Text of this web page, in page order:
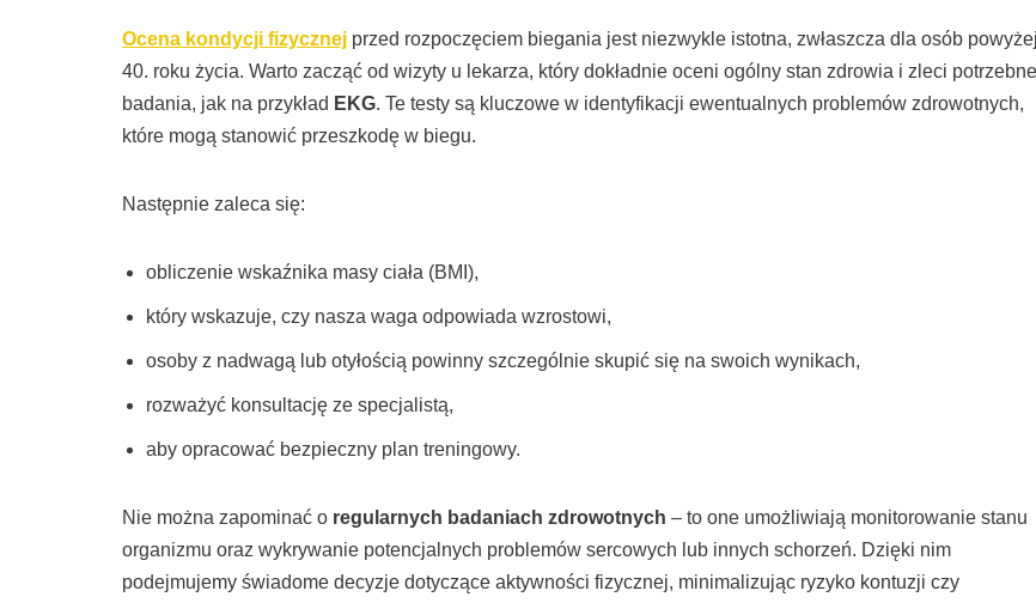
Ocena kondycji fizycznej przed rozpoczęciem biegania jest niezwykle istotna, zwłaszcza dla osób powyżej
40. roku życia. Warto zacząć od wizyty u lekarza, który dokładnie oceni ogólny stan zdrowia i zleci potrzebne
badania, jak na przykład EKG. Te testy są kluczowe w identyfikacji ewentualnych problemów zdrowotnych,
które mogą stanowić przeszkodę w biegu.
Następnie zaleca się:
obliczenie wskaźnika masy ciała (BMI),
który wskazuje, czy nasza waga odpowiada wzrostowi,
osoby z nadwagą lub otyłością powinny szczególnie skupić się na swoich wynikach,
rozważyć konsultację ze specjalistą,
aby opracować bezpieczny plan treningowy.
Nie można zapominać o regularnych badaniach zdrowotnych – to one umożliwiają monitorowanie stanu
organizmu oraz wykrywanie potencjalnych problemów sercowych lub innych schorzeń. Dzięki nim
podejmujemy świadome decyzje dotyczące aktywności fizycznej, minimalizując ryzyko kontuzji czy